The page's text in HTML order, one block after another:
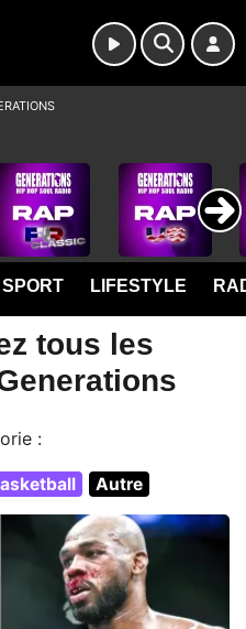
SPORT LIFESTYLE
tous les
:
Autre